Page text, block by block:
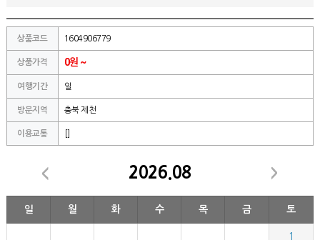
상품코드 1604906779
상품가격 0원 ~
여행기간 일
방문지역 충북 제천
이용교통
2026.08